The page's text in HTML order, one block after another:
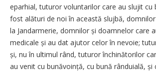
eparhial, tuturor voluntarilor care au slujit cu
fost alături de noi în această slujbă,
la Jandarmerie, domnilor și doamnelor care
medicale și au dat ajutor celor în nevoie;
și, nu în ultimul rând, tuturor închinătorilor
au venit cu bunăvoință, cu bună rânduială, și